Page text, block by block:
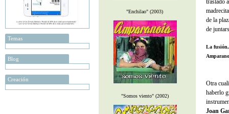
Temas
Blog
Creación
"Enchilao" (2003)
"Somos viento" (2002)
traslado
de la
de
La fusión,
Otra
haberlo
Joan